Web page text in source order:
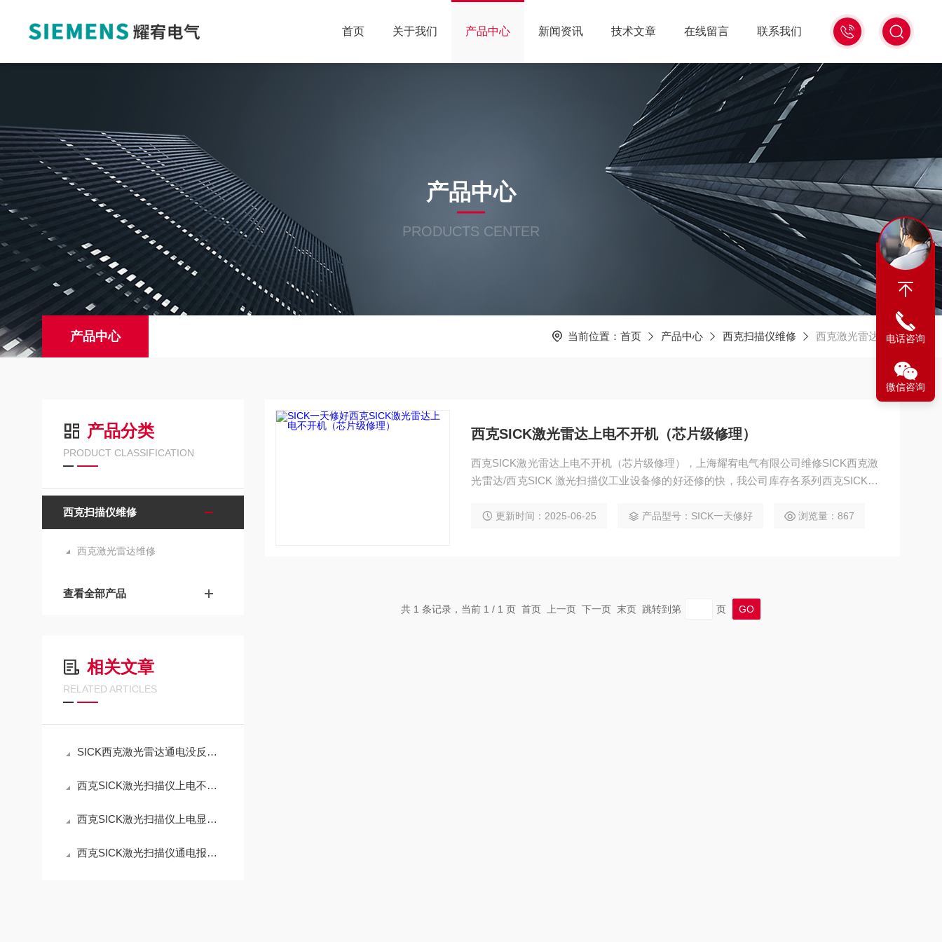
18516586104
微
首页 关于我们 产品中心 新闻资讯 技术文章 在线留言 联系我们
产品中心
PRODUCTS CENTER
产品中心 当前位置： 首页 产品中心 西克扫描仪维修 西克激光雷达维修
产品分类
PRODUCT CLASSIFICATION
西克扫描仪维修
西克激光雷达维修
查看全部产品
相关文章
RELATED ARTICLES
SICK西克激光雷达通电没反应不显示当天维修好
西克SICK激光扫描仪上电不显示没反应维修解决方法
西克SICK激光扫描仪上电显示E1报警维修解决方法
西克SICK激光扫描仪通电报警E1故障修理方法
西克SICK激光雷达上电不开机（芯片级修理）
西克SICK激光雷达上电不开机（芯片级修理），上海耀宥电气有限公司维修SICK西克激
光雷达/西克SICK 激光扫描仪工业设备修的好还修的快，我公司库存各系列西克SICK配
到报废都有。如果需要维修可以发给我公司处理，另外公司西克SICK激光雷达模拟测试
更新时间：2025-06-25 产品型号：SICK一天修好 浏览量：867
共 1 条记录，当前 1 / 1 页 首页 上一页 下一页 末页 跳转到第 页
电话咨询
微信咨询